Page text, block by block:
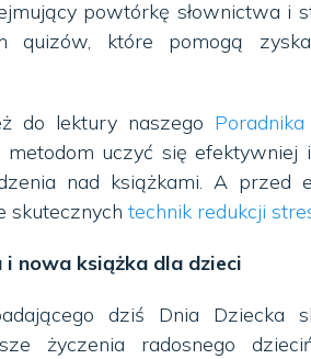
powtórkę słownictwa i
quizów, które pomogą
do lektury naszego
metodom uczyć się
nad książkami. A przed
skutecznych technik redukcji
i nowa książka dla dzieci
dziś Dnia Dziecka
życzenia radosnego